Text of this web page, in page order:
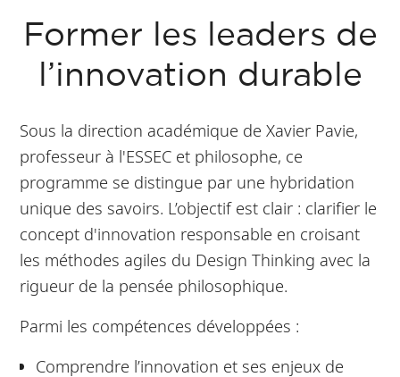
Former les leaders de
l’innovation durable
Sous la direction académique de Xavier Pavie,
professeur à l'ESSEC et philosophe, ce
programme se distingue par une hybridation
unique des savoirs. L’objectif est clair : clarifier le
concept d'innovation responsable en croisant
les méthodes agiles du Design Thinking avec la
rigueur de la pensée philosophique.
Parmi les compétences développées :
Comprendre l’innovation et ses enjeux de